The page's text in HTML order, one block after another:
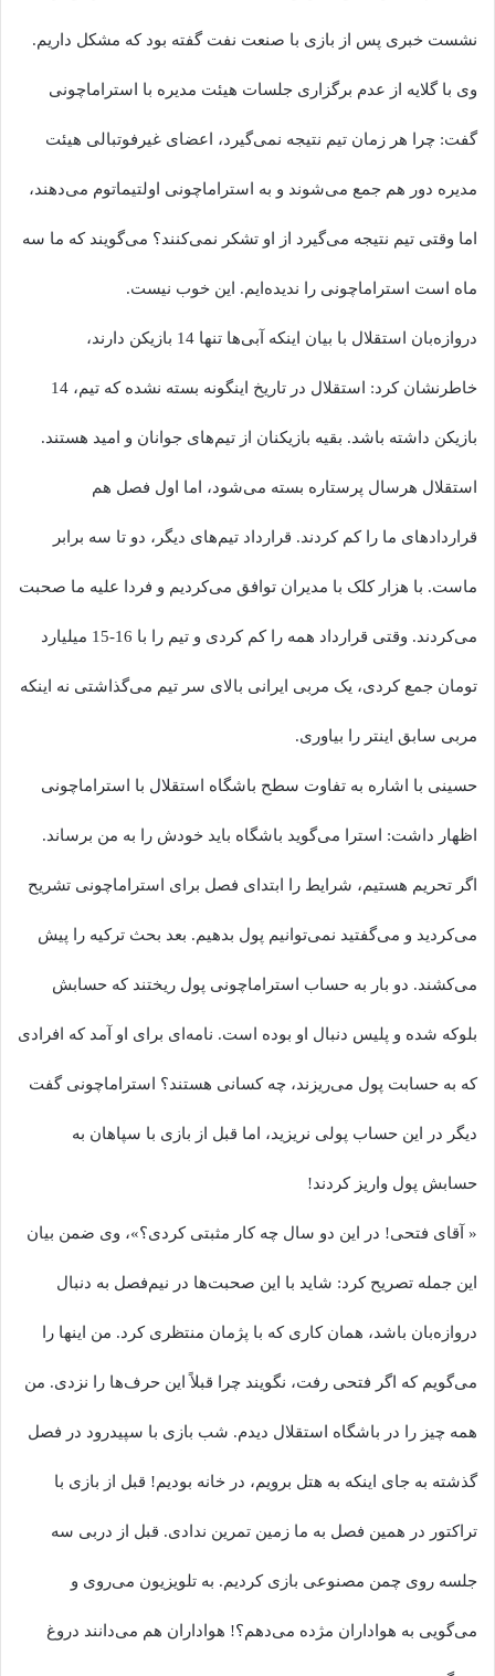
نشست خبری پس از بازی با صنعت نفت گفته بود که مشکل داریم.
وی با گلایه از عدم برگزاری جلسات هیئت مدیره با استراماچونی
گفت: چرا هر زمان تیم نتیجه نمی‌گیرد، اعضای غیرفوتبالی هیئت
مدیره دور هم جمع می‌شوند و به استراماچونی اولتیماتوم می‌دهند،
اما وقتی تیم نتیجه می‌گیرد از او تشکر نمی‌کنند؟ می‌گویند که ما سه
ماه است استراماچونی را ندیده‌ایم. این خوب نیست.
دروازه‌بان استقلال با بیان اینکه آبی‌ها تنها 14 بازیکن دارند،
خاطرنشان کرد: استقلال در تاریخ اینگونه بسته نشده که تیم، 14
بازیکن داشته باشد. بقیه بازیکنان از تیم‌های جوانان و امید هستند.
استقلال هرسال پرستاره بسته می‌شود، اما اول فصل هم
قراردادهای ما را کم کردند. قرارداد تیم‌های دیگر، دو تا سه برابر
ماست. با هزار کلک با مدیران توافق می‌کردیم و فردا علیه ما صحبت
می‌کردند. وقتی قرارداد همه را کم کردی و تیم را با 16-15 میلیارد
تومان جمع کردی، یک مربی ایرانی بالای سر تیم می‌گذاشتی نه اینکه
مربی سابق اینتر را بیاوری.
حسینی با اشاره به تفاوت سطح باشگاه استقلال با استراماچونی
اظهار داشت: استرا می‌گوید باشگاه باید خودش را به من برساند.
اگر تحریم هستیم، شرایط را ابتدای فصل برای استراماچونی تشریح
می‌کردید و می‌گفتید نمی‌توانیم پول بدهیم. بعد بحث ترکیه را پیش
می‌کشند. دو بار به حساب استراماچونی پول ریختند که حسابش
بلوکه شده و پلیس دنبال او بوده است. نامه‌ای برای او آمد که افرادی
که به حسابت پول می‌ریزند، چه کسانی هستند؟ استراماچونی گفت
دیگر در این حساب پولی نریزید، اما قبل از بازی با سپاهان به
حسابش پول واریز کردند!
« آقای فتحی! در این دو سال چه کار مثبتی کردی؟»، وی ضمن بیان
این جمله تصریح کرد: شاید با این صحبت‌ها در نیم‌فصل به دنبال
دروازه‌بان باشد، همان کاری که با پژمان منتظری کرد. من اینها را
می‌گویم که اگر فتحی رفت، نگویند چرا قبلاً این حرف‌ها را نزدی. من
همه چیز را در باشگاه استقلال دیدم. شب بازی با سپیدرود در فصل
گذشته به جای اینکه به هتل برویم، در خانه بودیم! قبل از بازی با
تراکتور در همین فصل به ما زمین تمرین ندادی. قبل از دربی سه
جلسه روی چمن مصنوعی بازی کردیم. به تلویزیون می‌روی و
می‌گویی به هواداران مژده می‌دهم؟! هواداران هم می‌دانند دروغ